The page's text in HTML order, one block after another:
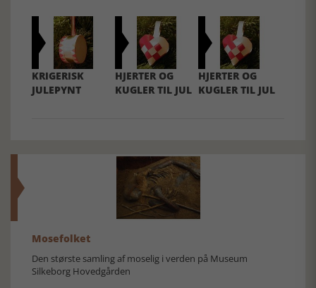
KRIGERISK
JULEPYNT
HJERTER OG
KUGLER TIL JUL
HJERTER OG
KUGLER TIL JUL
Mosefolket
Den største samling af moselig i verden på Museum
Silkeborg Hovedgården